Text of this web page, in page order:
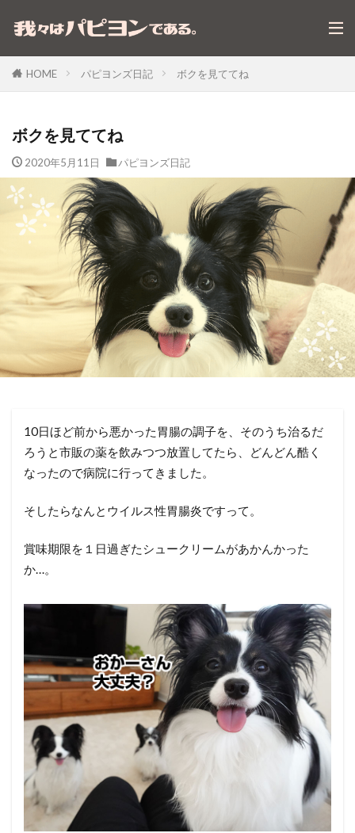
HOME パピヨンズ日記 ボクを見ててね
ボクを見ててね
2020年5月11日 パピヨンズ日記
10日ほど前から悪かった胃腸の調子を、そのうち治るだ
ろうと市販の薬を飲みつつ放置してたら、どんどん酷く
なったので病院に行ってきました。
そしたらなんとウイルス性胃腸炎ですって。
賞味期限を１日過ぎたシュークリームがあかんかった
か…。